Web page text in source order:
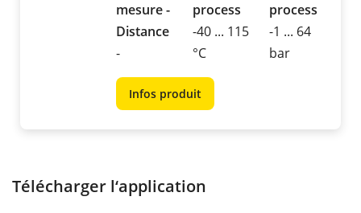
mesure -
Distance
-
process
-40 ... 115
°C
process
-1 ... 64
bar
Infos produit
Télécharger l‘application